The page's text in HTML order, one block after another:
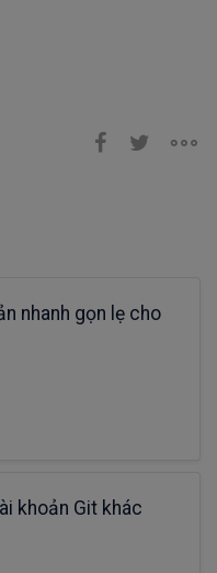
nhanh gọn lẹ cho
khoản Git khác